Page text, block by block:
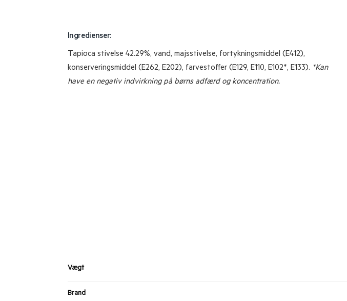
Ingredienser:
Tapioca stivelse 42.29%, vand, majsstivelse, fortykningsmiddel (E412),
konserveringsmiddel (E262, E202), farvestoffer (E129, E110, E102*, E133). *Kan
have en negativ indvirkning på børns adfærd og koncentration.
Vægt
Brand